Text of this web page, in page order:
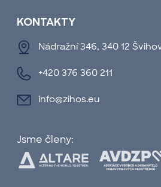
KONTAKTY
Nádražní 346, 340 12
+420 376 360 211
info@zihos.eu
Jsme členy: